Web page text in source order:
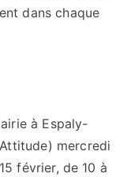
dans chaque
à Espaly-
mercredi
février, de 10 à